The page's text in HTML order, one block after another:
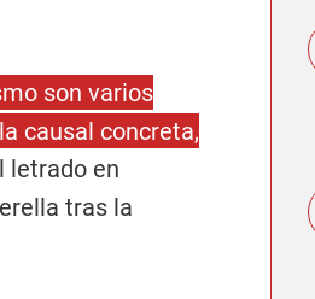
son varios
causal concreta,
letrado en
tras la